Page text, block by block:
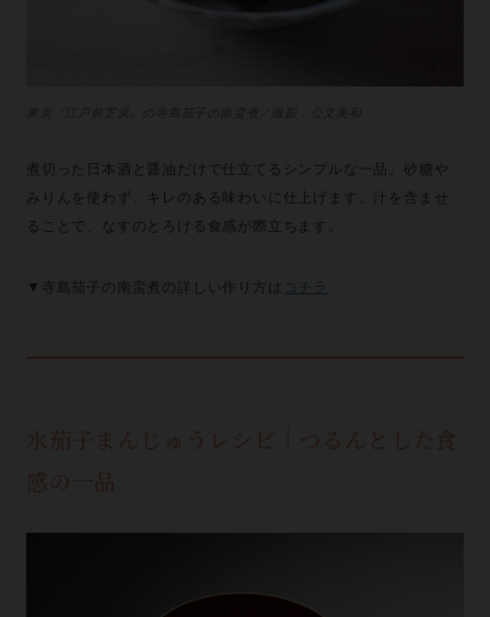
煮切った日本酒と醤油だけで仕立てるシンプルな一品。砂糖や
みりんを使わず、キレのある味わいに仕上げます。汁を含ませ
ることで、なすのとろける食感が際立ちます。
▼寺島茄子の南蛮煮の詳しい作り方は コチラ
水茄子まんじゅうレシピ｜つるんとした食
感の一品